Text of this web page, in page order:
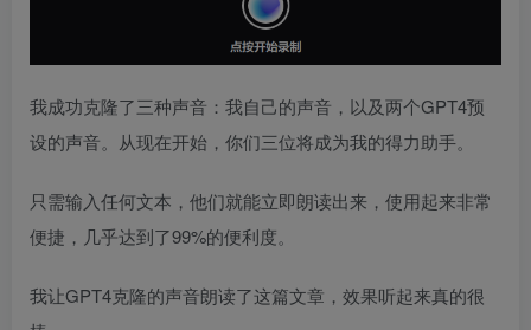
我成功克隆了三种声音：我自己的声音，以及两个GPT4预
设的声音。从现在开始，你们三位将成为我的得力助手。
只需输入任何文本，他们就能立即朗读出来，使用起来非常
便捷，几乎达到了99%的便利度。
我让GPT4克隆的声音朗读了这篇文章，效果听起来真的很